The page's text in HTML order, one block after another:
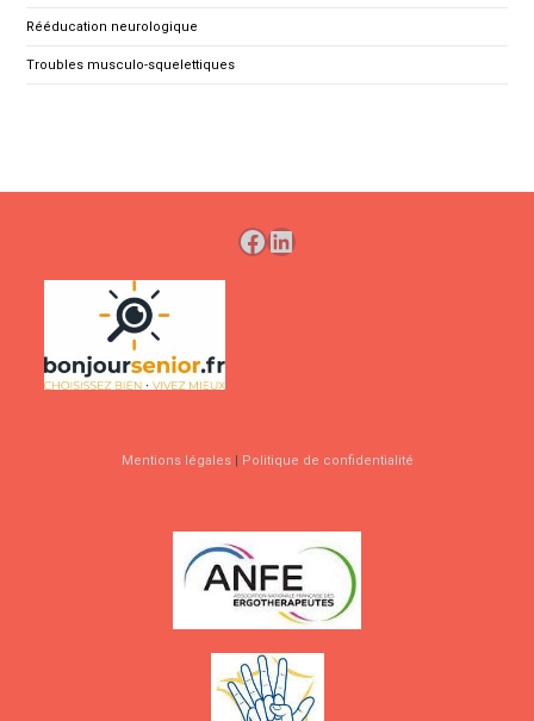
Rééducation neurologique
Troubles musculo-squelettiques
Facebook
LinkedIn
Mentions légales Politique de confidentialité